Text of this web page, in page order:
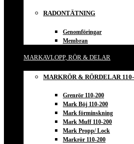
RADONTÄTNING
Genomföringar
Membran
MARKAVLOPP, RÖR & DELAR
MARKRÖR & RÖRDELAR
Grenrör 110-200
Mark Böj 110-200
Mark förminskning
Mark Muff 110-200
Mark Propp/ Lock
Markrör 110-200